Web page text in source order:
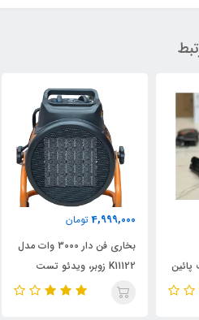
پائین
4,999,000 تومان
بخاری فن دار 3000 وات مدل
K11122 زوبر، ویدئو تست
پائین صفحه